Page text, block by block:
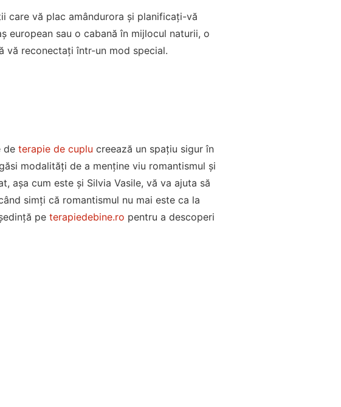
care vă plac amândurora și planificați-vă
european sau o cabană în mijlocul naturii, o
vă reconectați într-un mod special.
de terapie de cuplu creează un spațiu sigur în
modalități de a menține viu romantismul și
așa cum este și Silvia Vasile, vă va ajuta să
simți că romantismul nu mai este ca la
pe terapiedebine.ro pentru a descoperi